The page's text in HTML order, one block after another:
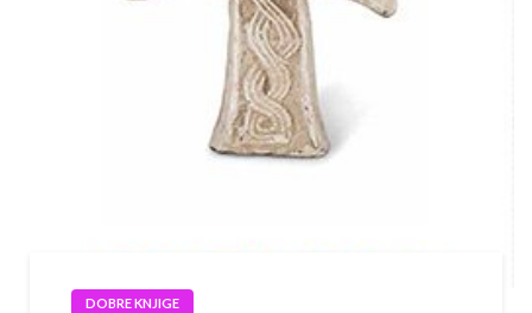
DOBRE KNJIGE